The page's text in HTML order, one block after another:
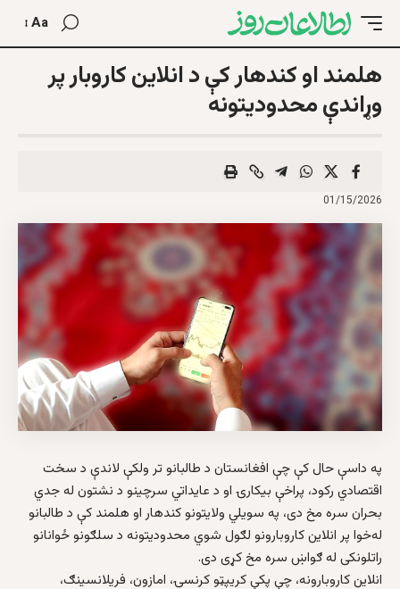
Aa
هلمند او کندهار کې د انلاین کاروبار پر
وړاندې محدودیتونه
01/15/2026
په داسې حال کې چې افغانستان د طالبانو تر ولکې لاندې د سخت
اقتصادي رکود، پراخې بیکارۍ او د عایداتي سرچینو د نشتون له جدي
بحران سره مخ دی، په سویلي ولایتونو کندهار او هلمند کې د طالبانو
له‌خوا پر انلاین کاروبارونو لګول شوي محدودیتونه د سلګونو ځوانانو
راتلونکی له ګواښ سره مخ کړی دی.
انلاین کاروبارونه، چې پکې کریپټو کرنسۍ، امازون، فریلانسینګ،